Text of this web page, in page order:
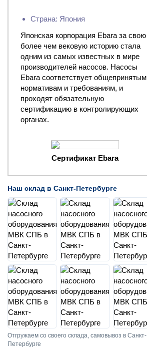
Страна: Япония
Японская корпорация Ebara за свою
более чем вековую историю стала
одним из самых известных в мире
производителей насосов. Насосы
Ebara соответствует общепринятым
нормативам и требованиям, и
проходят обязательную
сертификацию в контролирующих
органах.
Сертификат Ebara
Наш склад в Санкт-Петербурге
Отгружаем со своего склада, самовывоз в Санкт-
Петербурге